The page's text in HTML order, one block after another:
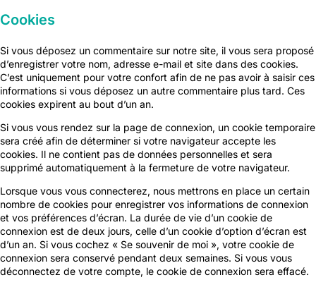
Cookies
Si vous déposez un commentaire sur notre site, il vous sera proposé
d’enregistrer votre nom, adresse e-mail et site dans des cookies.
C’est uniquement pour votre confort afin de ne pas avoir à saisir ces
informations si vous déposez un autre commentaire plus tard. Ces
cookies expirent au bout d’un an.
Si vous vous rendez sur la page de connexion, un cookie temporaire
sera créé afin de déterminer si votre navigateur accepte les
cookies. Il ne contient pas de données personnelles et sera
supprimé automatiquement à la fermeture de votre navigateur.
Lorsque vous vous connecterez, nous mettrons en place un certain
nombre de cookies pour enregistrer vos informations de connexion
et vos préférences d’écran. La durée de vie d’un cookie de
connexion est de deux jours, celle d’un cookie d’option d’écran est
d’un an. Si vous cochez « Se souvenir de moi », votre cookie de
connexion sera conservé pendant deux semaines. Si vous vous
déconnectez de votre compte, le cookie de connexion sera effacé.